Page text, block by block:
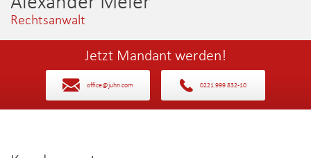
Rechtsanwalt
Jetzt Mandant werden!
office@juhn.com 0221 999 832-10